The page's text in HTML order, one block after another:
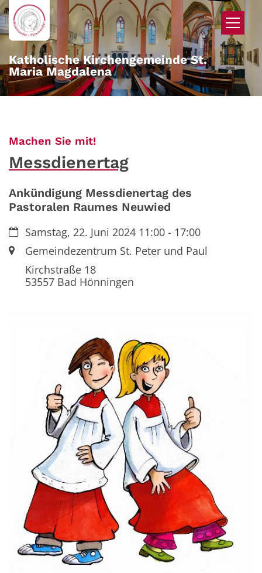
Zum Inhalt springen
Katholische Kirchengemeinde St.
Maria Magdalena
Machen Sie mit!:
Messdienertag
Ankündigung Messdienertag des
Pastoralen Raumes Neuwied
Datum:Samstag, 22. Juni 2024 11:00 - 17:00
Ort:Gemeindezentrum St. Peter und Paul
Kirchstraße 18
53557Bad Hönningen